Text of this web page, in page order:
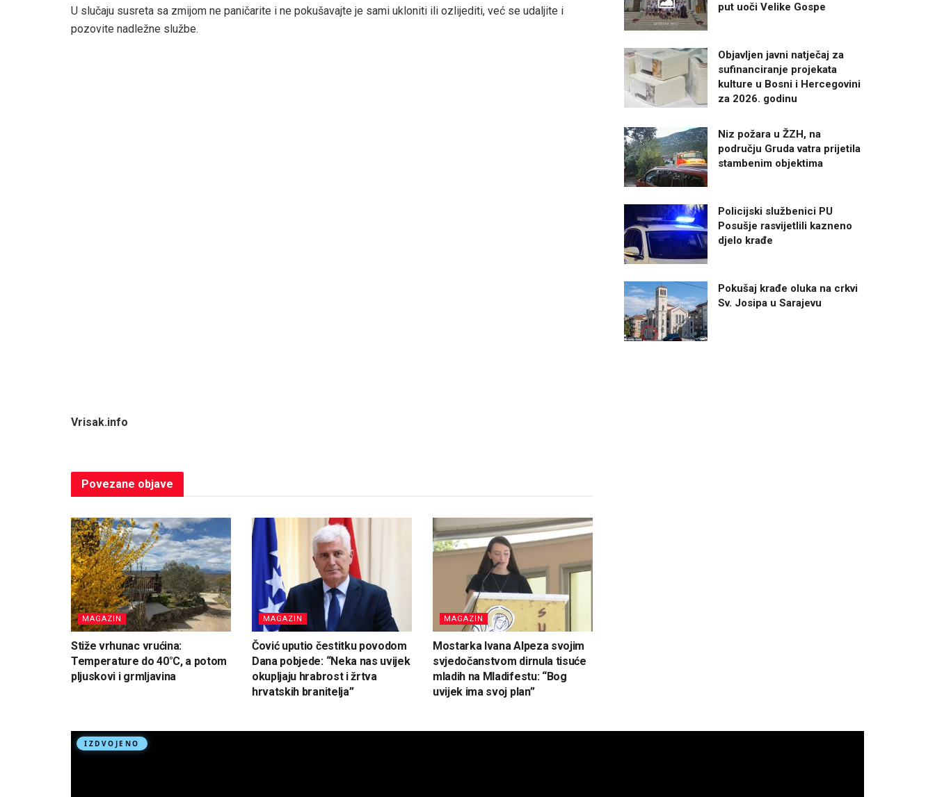
U slučaju susreta sa zmijom ne paničarite i ne pokušavajte je sami ukloniti ili ozlijediti, već se udaljite i
pozovite nadležne službe.
Vrisak.info
Povezane objave
MAGAZIN
Stiže vrhunac vrućina:
Temperature do 40°C, a potom
pljuskovi i grmljavina
MAGAZIN
Čović uputio čestitku povodom
Dana pobjede: “Neka nas uvijek
okupljaju hrabrost i žrtva
hrvatskih branitelja”
MAGAZIN
Mostarka Ivana Alpeza svojim
svjedočanstvom dirnula tisuće
mladih na Mladifestu: “Bog
uvijek ima svoj plan”
put uoči Velike Gospe
Objavljen javni natječaj za
sufinanciranje projekata
kulture u Bosni i Hercegovini
za 2026. godinu
Niz požara u ŽZH, na
području Gruda vatra prijetila
stambenim objektima
Policijski službenici PU
Posušje rasvijetlili kazneno
djelo krađe
Pokušaj krađe oluka na crkvi
Sv. Josipa u Sarajevu